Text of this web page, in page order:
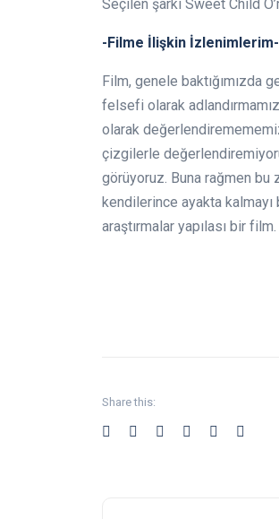
Seçilen şarkı Sweet Child
-Filme İlişkin İzlenimlerim-
Film, genele baktığımızda
felsefi olarak
olarak
çizgilerle
görüyoruz. Buna rağmen
kendilerince ayakta
araştırmalar yapılası bir
Share this: